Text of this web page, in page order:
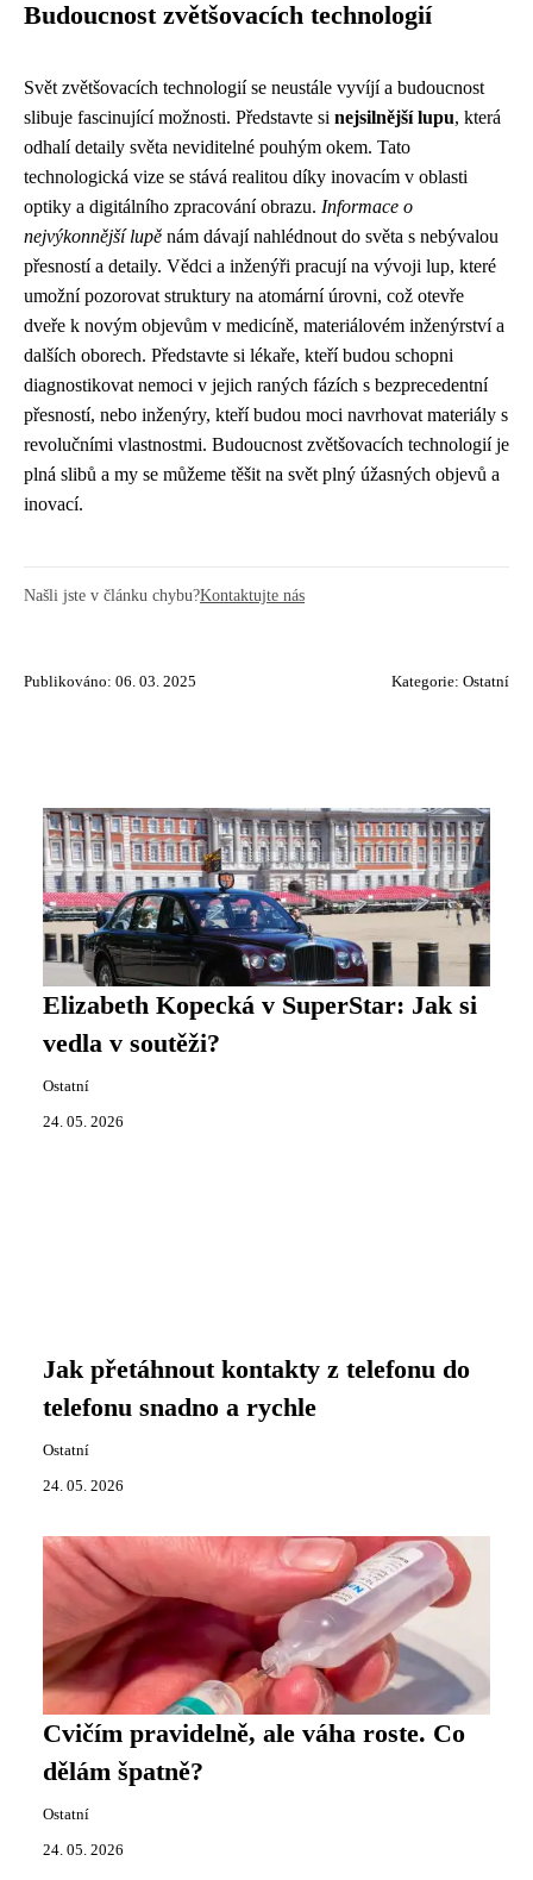
Budoucnost zvětšovacích technologií
Svět zvětšovacích technologií se neustále vyvíjí a budoucnost
slibuje fascinující možnosti. Představte si nejsilnější lupu, která
odhalí detaily světa neviditelné pouhým okem. Tato
technologická vize se stává realitou díky inovacím v oblasti
optiky a digitálního zpracování obrazu. Informace o
nejvýkonnější lupě nám dávají nahlédnout do světa s nebývalou
přesností a detaily. Vědci a inženýři pracují na vývoji lup, které
umožní pozorovat struktury na atomární úrovni, což otevře
dveře k novým objevům v medicíně, materiálovém inženýrství a
dalších oborech. Představte si lékaře, kteří budou schopni
diagnostikovat nemoci v jejich raných fázích s bezprecedentní
přesností, nebo inženýry, kteří budou moci navrhovat materiály s
revolučními vlastnostmi. Budoucnost zvětšovacích technologií je
plná slibů a my se můžeme těšit na svět plný úžasných objevů a
inovací.
Našli jste v článku chybu?Kontaktujte nás
Publikováno: 06. 03. 2025 Kategorie: Ostatní
Elizabeth Kopecká v SuperStar: Jak si
vedla v soutěži?
Ostatní
24. 05. 2026
Jak přetáhnout kontakty z telefonu do
telefonu snadno a rychle
Ostatní
24. 05. 2026
Cvičím pravidelně, ale váha roste. Co
dělám špatně?
Ostatní
24. 05. 2026